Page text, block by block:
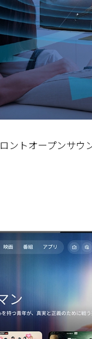
ントオープンサ